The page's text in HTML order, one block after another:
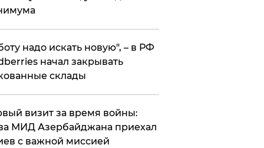
надо искать новую", – в РФ
начал закрывать
склады
визит за время войны:
МИД Азербайджана приехал
с важной миссией